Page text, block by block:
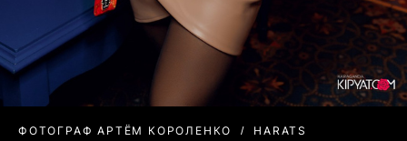
ФОТОГРАФ АРТЁМ КОРОЛЕНКО HARATS